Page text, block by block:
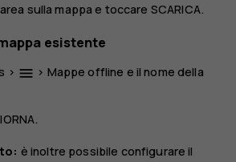
sulla mappa e toccare SCARICA.
esistente
> menu > Mappe offline e il nome della
.
è inoltre possibile configurare il